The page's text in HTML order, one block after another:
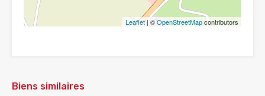
Leaflet| ©OpenStreetMapcontributors
Biens similaires